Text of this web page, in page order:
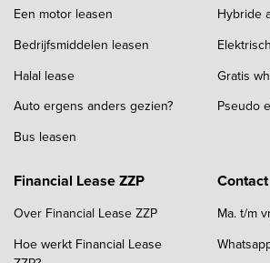
Een motor leasen
Bedrijfsmiddelen leasen
Halal lease
Auto ergens anders gezien?
Bus leasen
Hybride
Gratis
Pseudo
Financial Lease ZZP
Over Financial Lease ZZP
Hoe werkt Financial Lease
Contact
Ma. t/m